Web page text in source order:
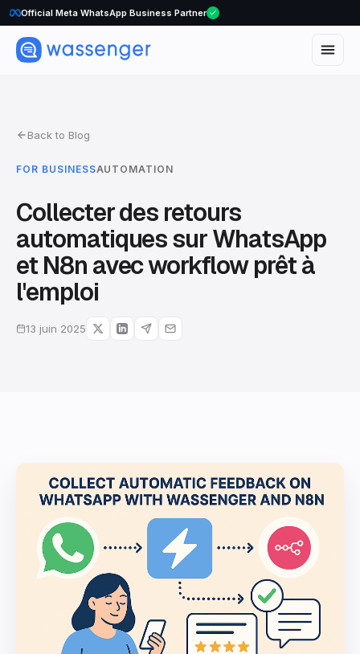
Official Meta WhatsApp Business Partner
WhatsApp Voice Calls are here
Back to Blog
FOR BUSINESSAUTOMATION
Collecter des retours
automatiques sur WhatsApp
et N8n avec workflow prêt à
l'emploi
13 juin 2025